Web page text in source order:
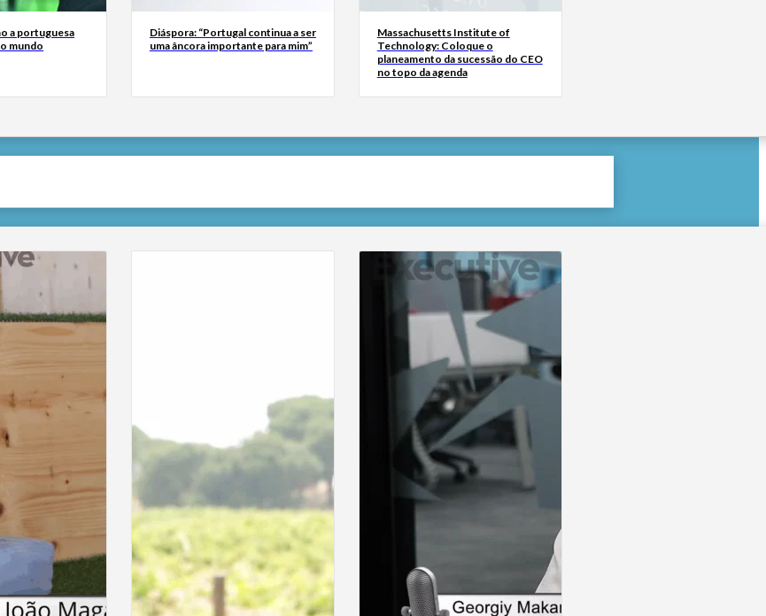
a portuguesa
mundo
Diáspora: “Portugal continua a ser
uma âncora importante para mim”
Massachusetts Institute of
Technology: Coloque o
planeamento da sucessão do CEO
no topo da agenda